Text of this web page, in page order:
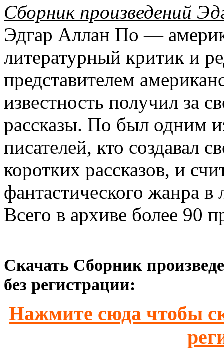
Сборник произведений
Эдгар Аллан По —
литературный критик и
представителем
известность получил за
рассказы. По был одним
писателей, кто создавал
коротких рассказов, и
фантастического жанра в
Всего в архиве более 90
Скачать Сборник
без регистрации:
Нажмите сюда чтобы